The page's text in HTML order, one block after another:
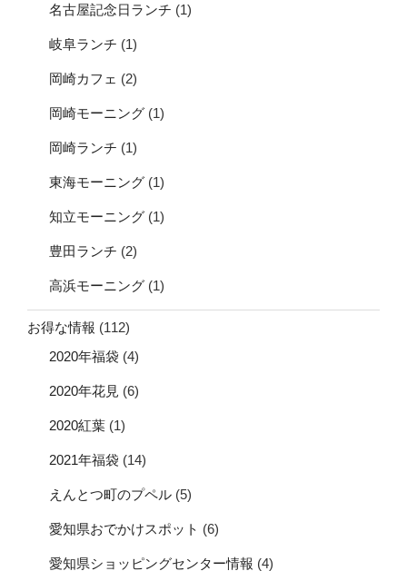
名古屋記念日ランチ (1)
岐阜ランチ (1)
岡崎カフェ (2)
岡崎モーニング (1)
岡崎ランチ (1)
東海モーニング (1)
知立モーニング (1)
豊田ランチ (2)
高浜モーニング (1)
お得な情報 (112)
2020年福袋 (4)
2020年花見 (6)
2020紅葉 (1)
2021年福袋 (14)
えんとつ町のプペル (5)
愛知県おでかけスポット (6)
愛知県ショッピングセンター情報 (4)